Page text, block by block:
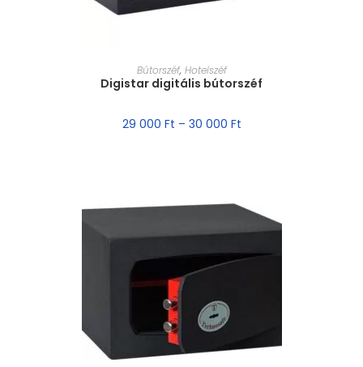
MÉRET VÁLASZTÁSA
Bútorszéf, Hotelszéf
Digistar digitális bútorszéf
29 000 Ft – 30 000 Ft